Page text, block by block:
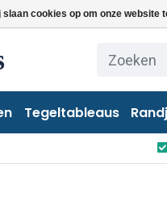
slaan cookies op om onze website
Tegeltableaus